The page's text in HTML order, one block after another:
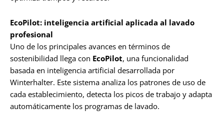
EcoPilot: inteligencia artificial aplicada al lavado
profesional
Uno de los principales avances en términos de
sostenibilidad llega con EcoPilot, una funcionalidad
basada en inteligencia artificial desarrollada por
Winterhalter. Este sistema analiza los patrones de uso de
cada establecimiento, detecta los picos de trabajo y adapta
automáticamente los programas de lavado.